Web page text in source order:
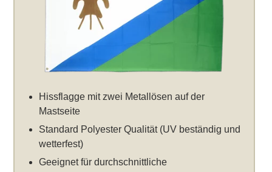
Hissflagge mit zwei Metallösen auf der
Mastseite
Standard Polyester Qualität (UV beständig und
wetterfest)
Geeignet für durchschnittliche